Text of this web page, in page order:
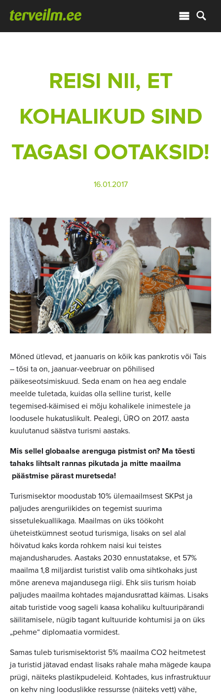
REISI NII, ET
KOHALIKUD SIND
TAGASI OOTAKSID!
16.01.2017
Mõned ütlevad, et jaanuaris on kõik kas pankrotis või Tais
– tõsi ta on, jaanuar-veebruar on põhilised
päikeseotsimiskuud. Seda enam on hea aeg endale
meelde tuletada, kuidas olla selline turist, kelle
tegemised-käimised ei mõju kohalikele inimestele ja
loodusele hukatuslikult. Pealegi, ÜRO on 2017. aasta
kuulutanud säästva turismi aastaks.
Mis sellel globaalse arenguga pistmist on? Ma tõesti
tahaks lihtsalt rannas pikutada ja mitte maailma
päästmise pärast muretseda!
Turismisektor moodustab 10% ülemaailmsest SKPst ja
paljudes arenguriikides on tegemist suurima
sissetulekuallikaga. Maailmas on üks töökoht
üheteistkümnest seotud turismiga, lisaks on sel alal
hõivatud kaks korda rohkem naisi kui teistes
majandusharudes. Aastaks 2030 ennustatakse, et 57%
maailma 1,8 miljardist turistist valib oma sihtkohaks just
mõne areneva majandusega riigi. Ehk siis turism hoiab
paljudes maailma kohtades majandusrattad käimas. Lisaks
aitab turistide voog sageli kaasa kohaliku kultuuripärandi
säilitamisele, nügib tagant kultuuride kohtumisi ja on üks
„pehme“ diplomaatia vormidest.
Samas tuleb turismisektorist 5% maailma CO2 heitmetest
ja turistid jätavad endast lisaks rahale maha mägede kaupa
prügi, näiteks plastikpudeleid. Kohtades, kus infrastruktuur
on kehv ning looduslikke ressursse (näiteks vett) vähe,